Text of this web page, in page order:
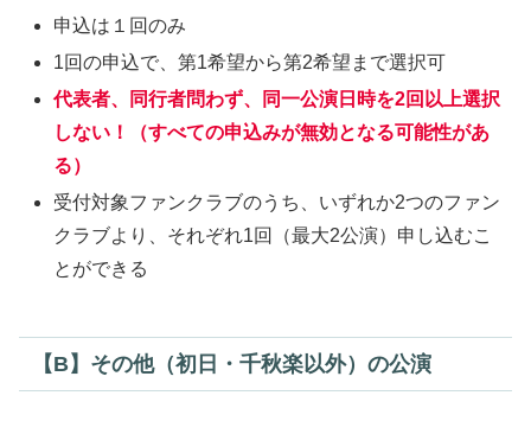
申込は１回のみ
1回の申込で、第1希望から第2希望まで選択可
代表者、同行者問わず、
同一公演日時を2回以上選択
しない！（すべての申込みが無効となる可能性があ
る）
受付対象ファンクラブのうち、いずれか2つのファン
クラブより、それぞれ1回（最大2公演）申し込むこ
とができる
【B】その他（初日・千秋楽以外）の公演